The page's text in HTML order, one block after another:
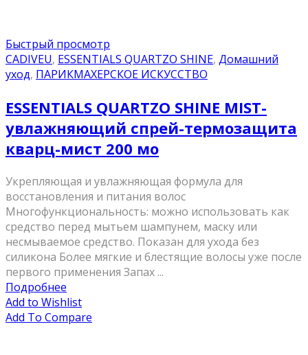
Быстрый просмотр
CADIVEU, ESSENTIALS QUARTZO SHINE, Домашний
уход, ПАРИКМАХЕРСКОЕ ИСКУССТВО
ESSENTIALS QUARTZO SHINE MIST-
увлажняющий спрей-термозащита
кварц-мист 200 мо
Укрепляющая и увлажняющая формула для
восстановления и питания волос
Многофункциональность: можно использовать как
средство перед мытьем шампунем, маску или
несмываемое средство. Показан для ухода без
силикона Более мягкие и блестящие волосы уже после
первого применения Запах ...
Подробнее
Add to Wishlist
Add To Compare